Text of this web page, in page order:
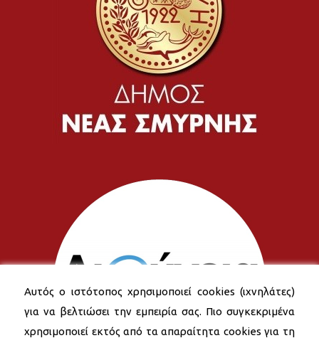
Αυτός ο ιστότοπος χρησιμοποιεί cookies (ιχνηλάτες)
για να βελτιώσει την εμπειρία σας. Πιο συγκεκριμένα
χρησιμοποιεί εκτός από τα απαραίτητα cookies για τη